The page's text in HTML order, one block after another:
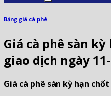
Bảng giá cà phê
Giá cà phê sàn
giao dịch ngày
Giá cà phê sàn kỳ hạn